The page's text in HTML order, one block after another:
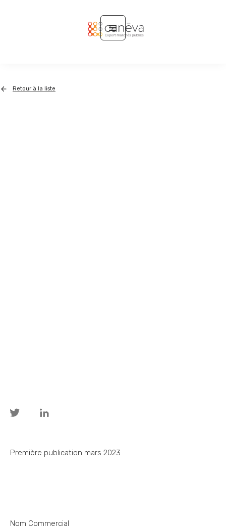
Retour à la liste
Première publication mars 2023
Nom Commercial